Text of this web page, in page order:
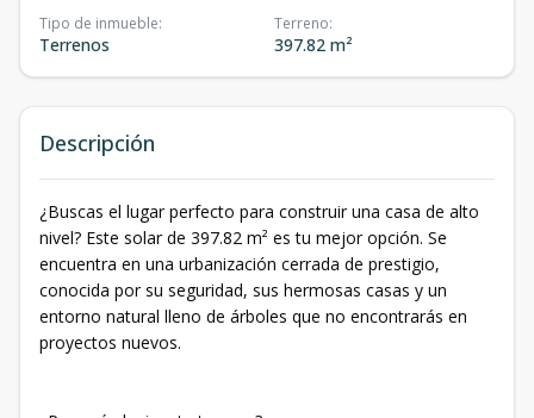
Tipo de inmueble:
Terrenos
Terreno:
397.82 m²
Descripción
​¿Buscas el lugar perfecto para construir una casa de alto
nivel? Este solar de 397.82 m² es tu mejor opción. Se
encuentra en una urbanización cerrada de prestigio,
conocida por su seguridad, sus hermosas casas y un
entorno natural lleno de árboles que no encontrarás en
proyectos nuevos.